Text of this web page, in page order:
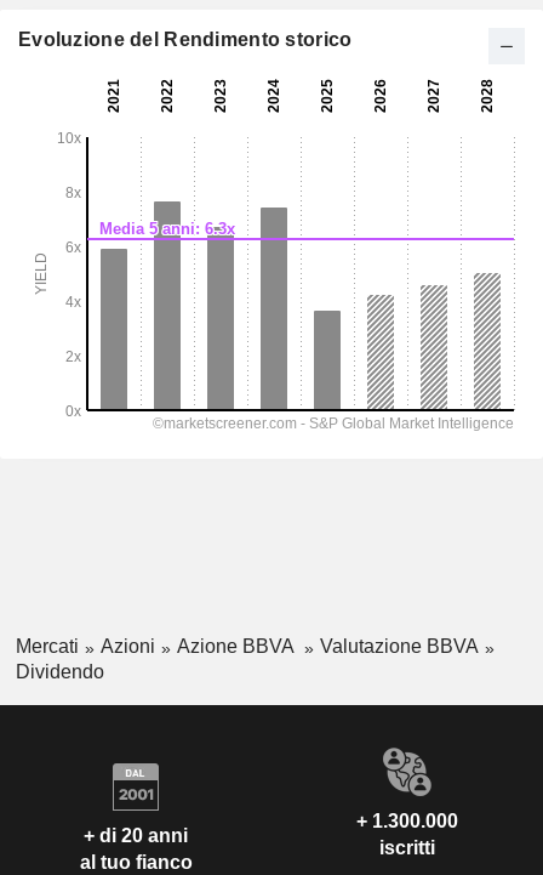
Evoluzione del Rendimento storico
Mercati Azioni Azione BBVA
Valutazione BBVA
Dividendo
+ di 20 anni
al tuo fianco
+ 1.300.000
iscritti